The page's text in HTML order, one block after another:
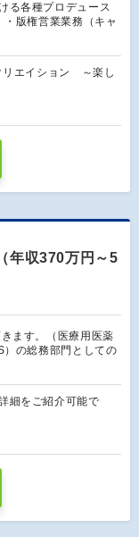
る各種プロデュース
版権営業業務（キャ
リエイション ～楽し
年収370万円～5
ます。（医療用医薬
の総務部門としての
細をご紹介可能で